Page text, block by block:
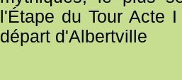
l'Étape du Tour Acte
départ d'Albertville